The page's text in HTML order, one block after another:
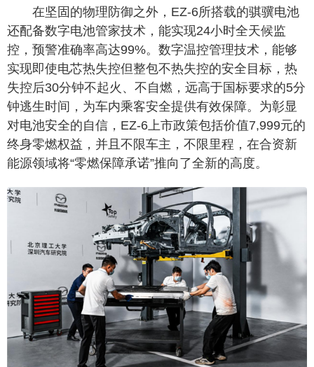
在坚固的物理防御之外，EZ-6所搭载的骐骥电池
还配备数字电池管家技术，能实现24小时全天候监
控，预警准确率高达99%。数字温控管理技术，能够
实现即使电芯热失控但整包不热失控的安全目标，热
失控后30分钟不起火、不自燃，远高于国标要求的5分
钟逃生时间，为车内乘客安全提供有效保障。为彰显
对电池安全的自信，EZ-6上市政策包括价值7,999元的
终身零燃权益，并且不限车主，不限里程，在合资新
能源领域将“零燃保障承诺”推向了全新的高度。